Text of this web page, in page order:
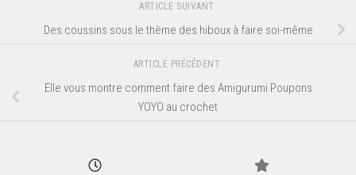
ARTICLE SUIVANT
Des coussins sous le thème des hiboux à faire soi-même
ARTICLE PRÉCÉDENT
Elle vous montre comment faire des Amigurumi Poupons
YOYO au crochet